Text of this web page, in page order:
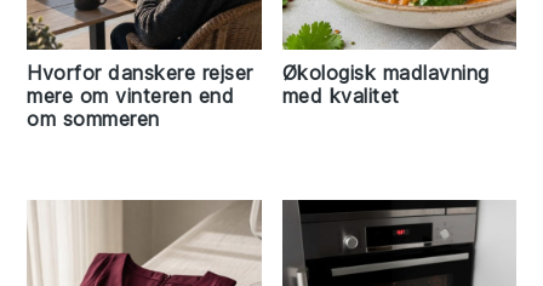
Hvorfor danskere rejser
mere om vinteren end
om sommeren
Økologisk madlavning
med kvalitet